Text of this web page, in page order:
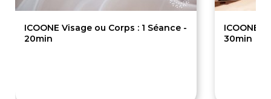
ICOONE Visage ou Corps : 1 Séance -
20min
ICOONE
30min